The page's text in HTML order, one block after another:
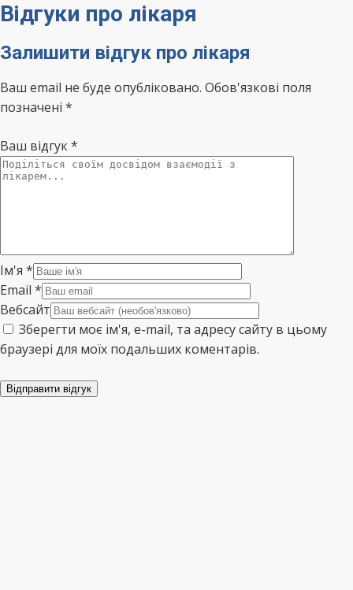
Відгуки про лікаря
Залишити відгук про лікаря
Ваш email не буде опубліковано. Обов'язкові поля
позначені *
Ваш відгук*
Ім'я *
Email *
Вебсайт
Зберегти моє ім'я, e-mail, та адресу сайту в цьому
браузері для моїх подальших коментарів.
Відправити відгук